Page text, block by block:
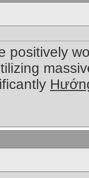
positively